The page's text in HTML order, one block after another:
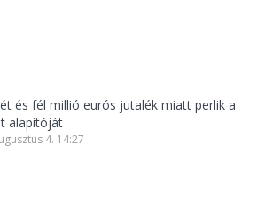
és fél millió eurós jutalék miatt perlik a
alapítóját
4. 14:27